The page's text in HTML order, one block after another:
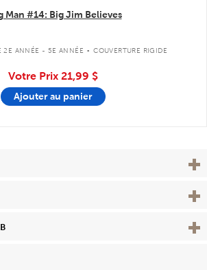
Man #14: Big Jim Believes
2E ANNÉE - 5E ANNÉE . COUVERTURE RIGIDE
Votre Prix 21,99 $
Ajouter au panier
View